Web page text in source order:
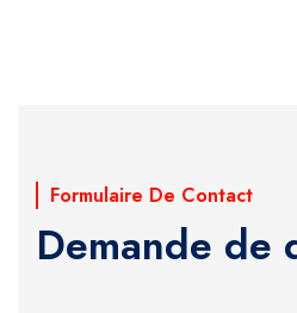
Formulaire De Contact
Demande de